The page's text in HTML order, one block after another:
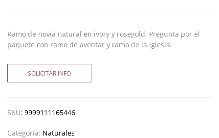
Ramo de novia natural en ivory y rosegold. Pregunta por el
paquete con ramo de aventar y ramo de la iglesia.
SOLICITAR INFO
SKU: 9999111165446
Categoría: Naturales